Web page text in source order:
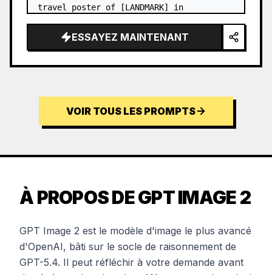
travel poster of [LANDMARK] in
pedestrian viewpoint. Make it f…
ESSAYEZ MAINTENANT
VOIR TOUS LES PROMPTS
À PROPOS DE GPT IMAGE 2
GPT Image 2 est le modèle d'image le plus avancé
d'OpenAI, bâti sur le socle de raisonnement de
GPT-5.4. Il peut réfléchir à votre demande avant